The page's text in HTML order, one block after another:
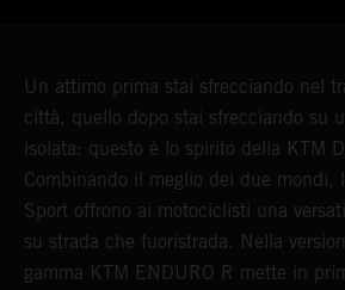
Un attimo prima stai sfrecciando nel
città, quello dopo stai sfrecciando su
isolata: questo è lo spirito della KTM
Combinando il meglio dei due mondi,
Sport offrono ai motociclisti una
su strada che fuoristrada. Nella
gamma KTM ENDURO R mette in